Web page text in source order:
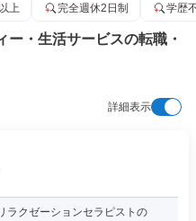
上 完全週休2日制 学歴
・生活サービスの転職・
詳細表示
ラクゼーションセラピストの